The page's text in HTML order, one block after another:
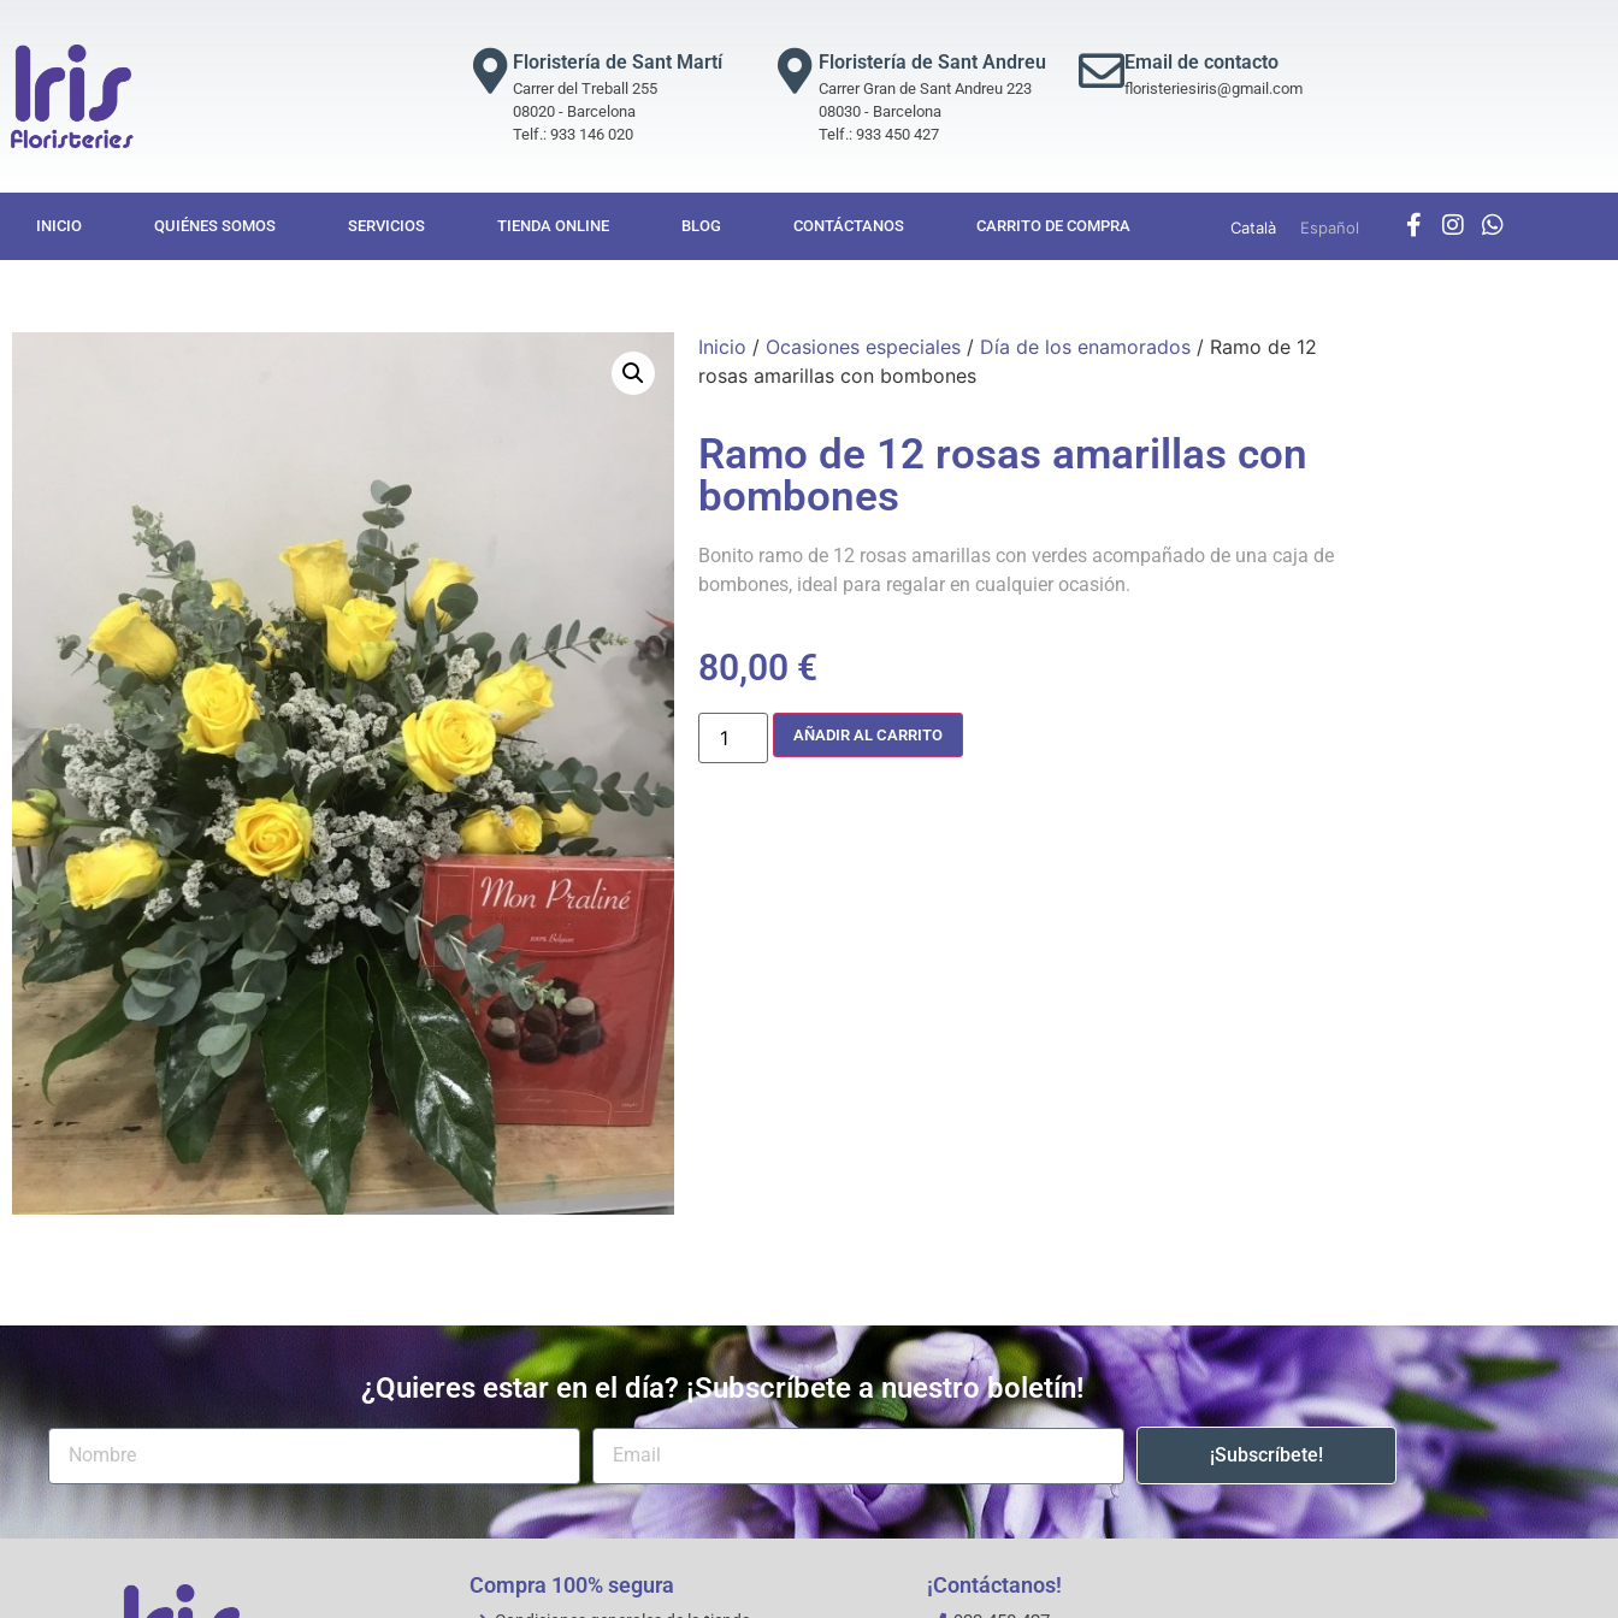
Floristería de Sant Martí
Carrer del Treball 255
08020 - Barcelona
Telf.: 933 146 020
Floristería de Sant Andreu
Carrer Gran de Sant Andreu 223
08030 - Barcelona
Telf.: 933 450 427
Email de contacto
floristeriesiris@gmail.com
INICIO QUIÉNES SOMOS SERVICIOS TIENDA ONLINE BLOG CONTÁCTANOS CARRITO DE COMPRA Català Español
Inicio / Ocasiones especiales / Día de los enamorados / Ramo de 12
rosas amarillas con bombones
Ramo de 12 rosas amarillas con
bombones
Bonito ramo de 12 rosas amarillas con verdes acompañado de una caja de
bombones, ideal para regalar en cualquier ocasión.
80,00 €
AÑADIR AL CARRITO
¿Quieres estar en el día? ¡Subscríbete a nuestro boletín!
¡Subscríbete!
Compra 100% segura ¡Contáctanos!